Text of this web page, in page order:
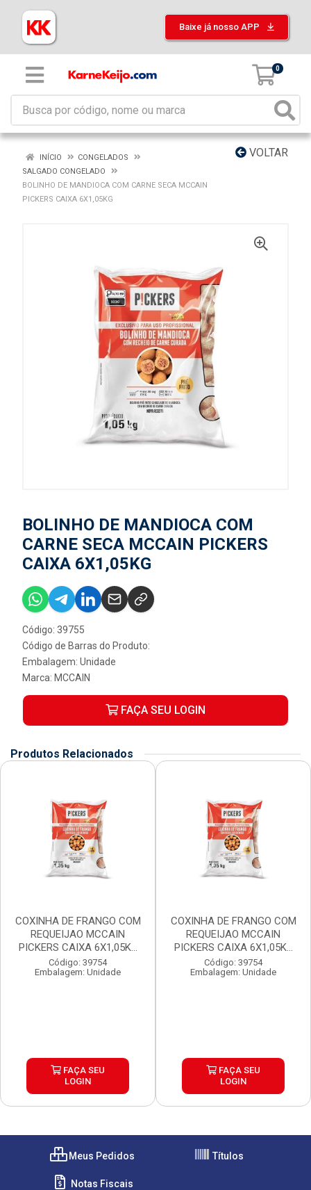
Baixe já nosso APP
0
VOLTAR
INÍCIO
CONGELADOS
SALGADO CONGELADO
BOLINHO DE MANDIOCA COM CARNE SECA MCCAIN
PICKERS CAIXA 6X1,05KG
BOLINHO DE MANDIOCA COM
CARNE SECA MCCAIN PICKERS
CAIXA 6X1,05KG
Código: 39755
Código de Barras do Produto:
Embalagem: Unidade
Marca: MCCAIN
FAÇA SEU LOGIN
Produtos Relacionados
COXINHA DE FRANGO COM
REQUEIJAO MCCAIN
PICKERS CAIXA 6X1,05K...
Código: 39754
Embalagem: Unidade
FAÇA SEU
LOGIN
COXINHA DE FRANGO COM
REQUEIJAO MCCAIN
PICKERS CAIXA 6X1,05K...
Código: 39754
Embalagem: Unidade
FAÇA SEU
LOGIN
Meus Pedidos Títulos
Notas Fiscais